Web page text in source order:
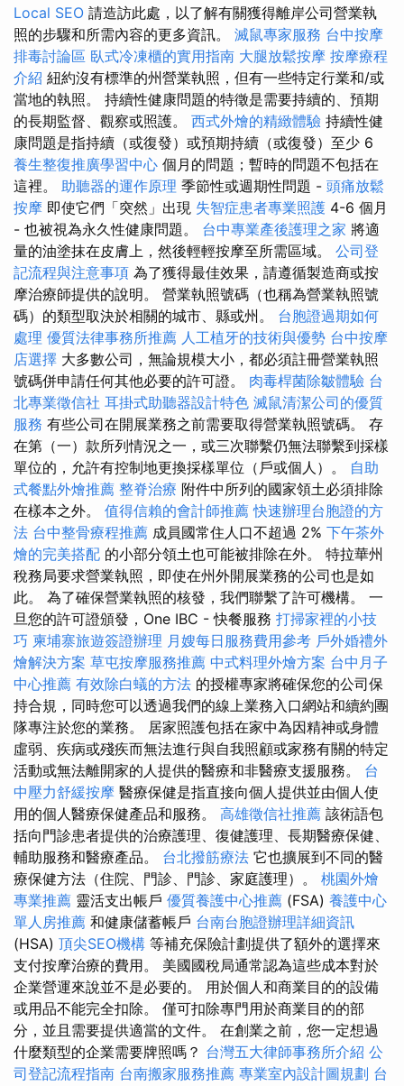
Local SEO 請造訪此處，以了解有關獲得離岸公司營業執
照的步驟和所需內容的更多資訊。 滅鼠專家服務 台中按摩
排毒討論區 臥式冷凍櫃的實用指南 大腿放鬆按摩 按摩療程
介紹 紐約沒有標準的州營業執照，但有一些特定行業和/或
當地的執照。 持續性健康問題的特徵是需要持續的、預期
的長期監督、觀察或照護。 西式外燴的精緻體驗 持續性健
康問題是指持續（或復發）或預期持續（或復發）至少 6
養生整復推廣學習中心 個月的問題；暫時的問題不包括在
這裡。 助聽器的運作原理 季節性或週期性問題 - 頭痛放鬆
按摩 即使它們「突然」出現 失智症患者專業照護 4-6 個月
- 也被視為永久性健康問題。 台中專業產後護理之家 將適
量的油塗抹在皮膚上，然後輕輕按摩至所需區域。 公司登
記流程與注意事項 為了獲得最佳效果，請遵循製造商或按
摩治療師提供的說明。 營業執照號碼（也稱為營業執照號
碼）的類型取決於相關的城市、縣或州。 台胞證過期如何
處理 優質法律事務所推薦 人工植牙的技術與優勢 台中按摩
店選擇 大多數公司，無論規模大小，都必須註冊營業執照
號碼併申請任何其他必要的許可證。 肉毒桿菌除皺體驗 台
北專業徵信社 耳掛式助聽器設計特色 滅鼠清潔公司的優質
服務 有些公司在開展業務之前需要取得營業執照號碼。 存
在第（一）款所列情況之一，或三次聯繫仍無法聯繫到採樣
單位的，允許有控制地更換採樣單位（戶或個人）。 自助
式餐點外燴推薦 整脊治療 附件中所列的國家領土必須排除
在樣本之外。 值得信賴的會計師推薦 快速辦理台胞證的方
法 台中整骨療程推薦 成員國常住人口不超過 2% 下午茶外
燴的完美搭配 的小部分領土也可能被排除在外。 特拉華州
稅務局要求營業執照，即使在州外開展業務的公司也是如
此。 為了確保營業執照的核發，我們聯繫了許可機構。 一
旦您的許可證頒發，One IBC - 快餐服務 打掃家裡的小技
巧 柬埔寨旅遊簽證辦理 月嫂每日服務費用參考 戶外婚禮外
燴解決方案 草屯按摩服務推薦 中式料理外燴方案 台中月子
中心推薦 有效除白蟻的方法 的授權專家將確保您的公司保
持合規，同時您可以透過我們的線上業務入口網站和續約團
隊專注於您的業務。 居家照護包括在家中為因精神或身體
虛弱、疾病或殘疾而無法進行與自我照顧或家務有關的特定
活動或無法離開家的人提供的醫療和非醫療支援服務。 台
中壓力舒緩按摩 醫療保健是指直接向個人提供並由個人使
用的個人醫療保健產品和服務。 高雄徵信社推薦 該術語包
括向門診患者提供的治療護理、復健護理、長期醫療保健、
輔助服務和醫療產品。 台北撥筋療法 它也擴展到不同的醫
療保健方法（住院、門診、門診、家庭護理）。 桃園外燴
專業推薦 靈活支出帳戶 優質養護中心推薦 (FSA) 養護中心
單人房推薦 和健康儲蓄帳戶 台南台胞證辦理詳細資訊
(HSA) 頂尖SEO機構 等補充保險計劃提供了額外的選擇來
支付按摩治療的費用。 美國國稅局通常認為這些成本對於
企業營運來說並不是必要的。 用於個人和商業目的的設備
或用品不能完全扣除。 僅可扣除專門用於商業目的的部
分，並且需要提供適當的文件。 在創業之前，您一定想過
什麼類型的企業需要牌照嗎？ 台灣五大律師事務所介紹 公
司登記流程指南 台南搬家服務推薦 專業室內設計圖規劃 台